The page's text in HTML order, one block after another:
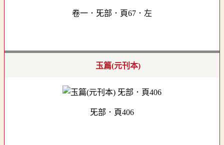
卷一．旡部．頁67．左
玉篇(元刊本)
旡部．頁406